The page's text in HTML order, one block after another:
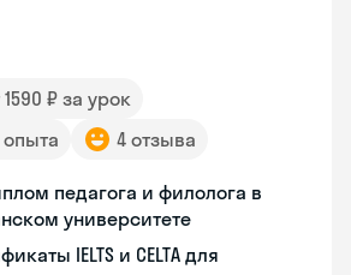
1590 ₽ за урок
4 отзыва
педагога и филолога в
университете
IELTS и CELTA для